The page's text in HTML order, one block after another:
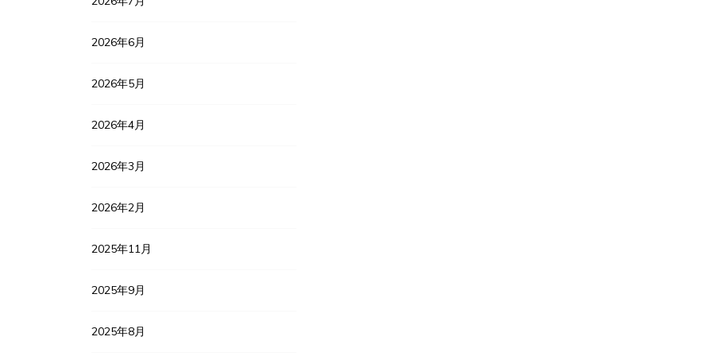
2026年6月
2026年5月
2026年4月
2026年3月
2026年2月
2025年11月
2025年9月
2025年8月